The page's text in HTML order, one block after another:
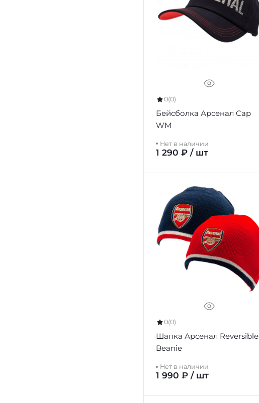
0(0)
Бейсболка Арсенал Cap
WM
Нет в наличии
1 290 ₽ / шт
0(0)
Шапка Арсенал Reversible
Beanie
Нет в наличии
1 990 ₽ / шт